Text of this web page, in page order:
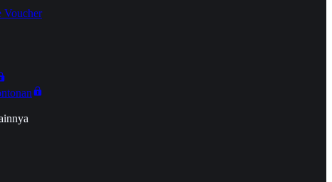
Voucher